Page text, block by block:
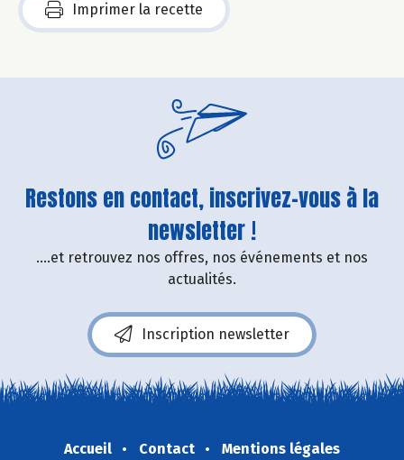
Imprimer la recette
Restons en contact, inscrivez-vous à la
newsletter !
....et retrouvez nos offres, nos événements et nos
actualités.
Inscription newsletter
Accueil Contact
Mentions légales